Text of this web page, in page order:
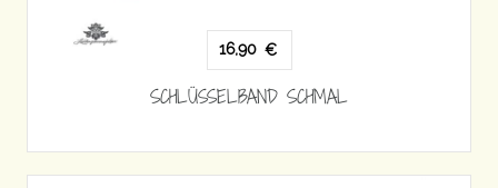
16,90 €
SCHLÜSSELBAND SCHMAL